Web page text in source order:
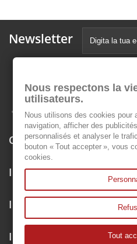
Newsletter
Categorie
Informazioni
Il mio account
Informazioni negozio
Nous respectons la
utilisateurs.
Nous utilisons des cookies pour
navigation, afficher des
personnalisés et analyser le
bouton « Tout accepter », vous
cookies.
Tout